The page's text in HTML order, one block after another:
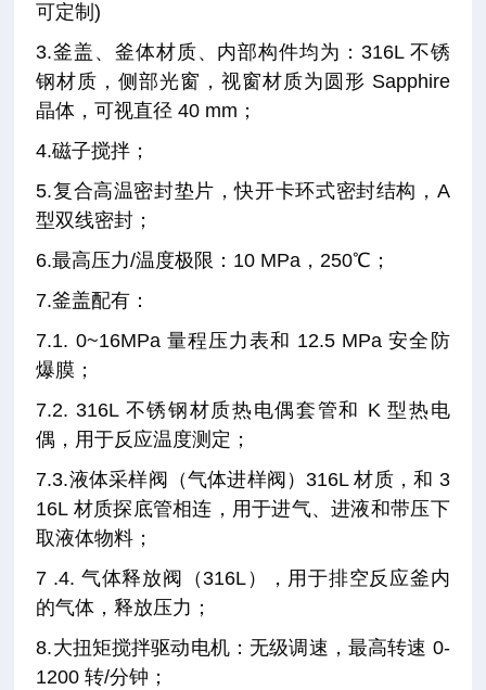
可定制)
3.釜盖、釜体材质、内部构件均为：316L 不锈
钢材质，侧部光窗，视窗材质为圆形 Sapphire
晶体，可视直径 40 mm；
4.磁子搅拌；
5.复合高温密封垫片，快开卡环式密封结构，A
型双线密封；
6.最高压力/温度极限：10 MPa，250℃；
7.釜盖配有：
7.1. 0~16MPa 量程压力表和 12.5 MPa 安全防
爆膜；
7.2. 316L 不锈钢材质热电偶套管和 K 型热电
偶，用于反应温度测定；
7.3.液体采样阀（气体进样阀）316L 材质，和 3
16L 材质探底管相连，用于进气、进液和带压下
取液体物料；
7 .4. 气体释放阀（316L），用于排空反应釜内
的气体，释放压力；
8.大扭矩搅拌驱动电机：无级调速，最高转速 0-
1200 转/分钟；